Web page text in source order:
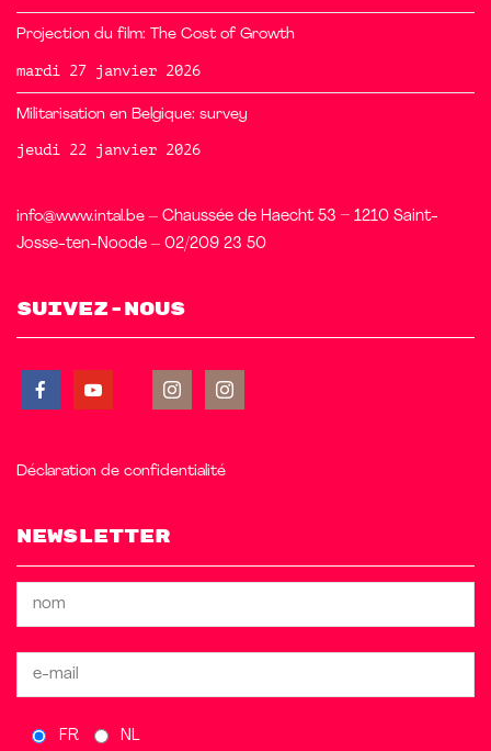
Projection du film: The Cost of Growth
mardi 27 janvier 2026
Militarisation en Belgique: survey
jeudi 22 janvier 2026
info@www.intal.be – Chaussée de Haecht 53 – 1210 Saint-
Josse-ten-Noode – 02/209 23 50
Suivez-nous
Déclaration de confidentialité
Newsletter
FR NL